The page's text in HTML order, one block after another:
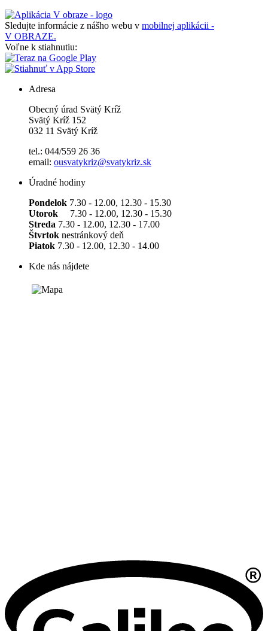
Sledujte informácie z nášho webu v mobilnej aplikácii -
V OBRAZE.
Voľne k stiahnutiu:
Adresa
Obecný úrad Svätý Kríž
Svätý Kríž 152
032 11 Svätý Kríž
tel.: 044/559 26 36
email: ousvatykriz@svatykriz.sk
Úradné hodiny
Pondelok 7.30 - 12.00, 12.30 - 15.30
Utorok 7.30 - 12.00, 12.30 - 15.30
Streda 7.30 - 12.00, 12.30 - 17.00
Štvrtok nestránkový deň
Piatok 7.30 - 12.00, 12.30 - 14.00
Kde nás nájdete